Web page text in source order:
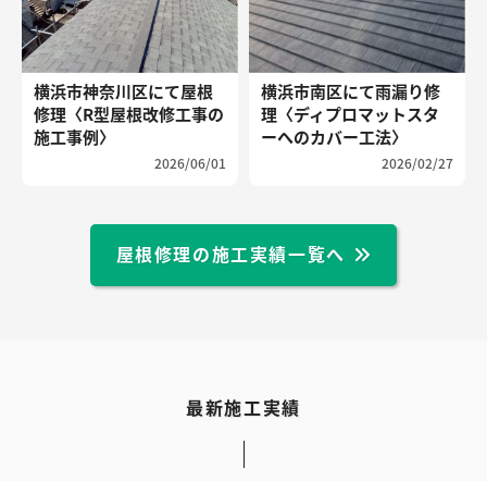
横浜市神奈川区にて屋根
修理〈R型屋根改修工事の
施工事例〉
2026/06/01
横浜市南区にて雨漏り修
理〈ディプロマットスタ
ーへのカバー工法〉
2026/02/27
屋根修理の施工実績一覧へ
最新施工実績